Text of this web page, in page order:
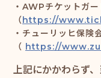
・AWPチケットガ
（https://
・チューリッヒ保険
（ https://
上記にかかわらず